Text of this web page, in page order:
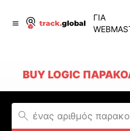
ΓΙΑ
BUY LOGIC